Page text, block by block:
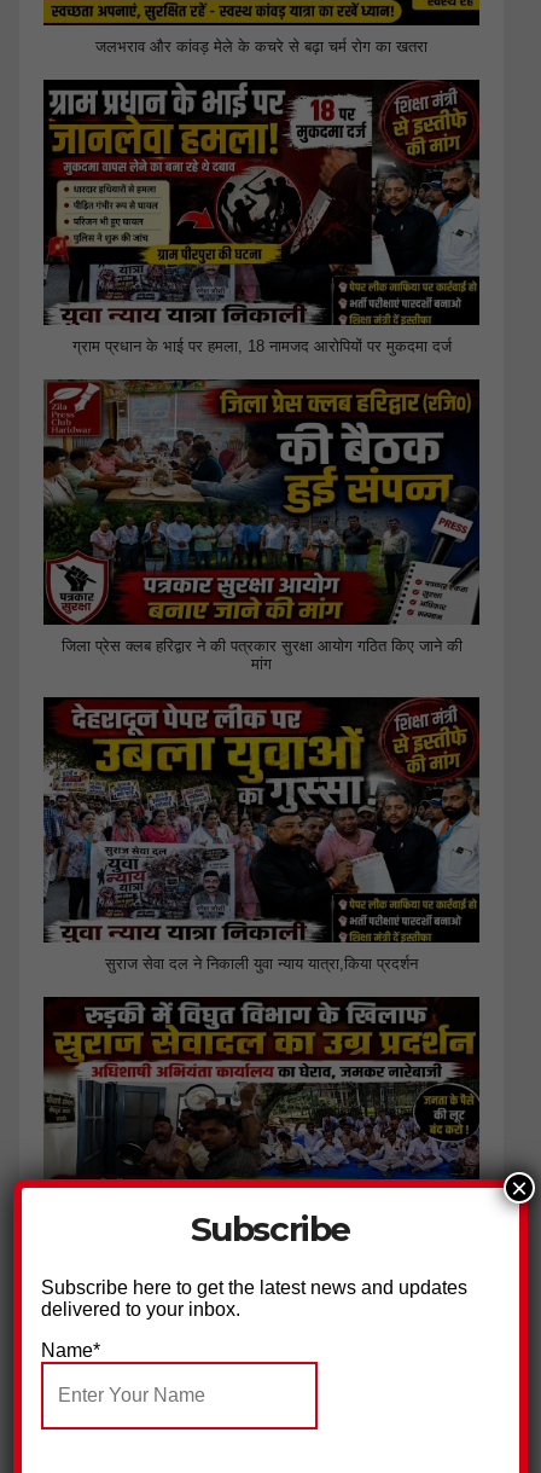
जलभराव और कांवड़ मेले के कचरे से बढ़ा चर्म रोग का खतरा
ग्राम प्रधान के भाई पर हमला, 18 नामजद आरोपियों पर मुकदमा दर्ज
जिला प्रेस क्लब हरिद्वार ने की पत्रकार सुरक्षा आयोग गठित किए जाने की
मांग
सुराज सेवा दल ने निकाली युवा न्याय यात्रा,किया प्रदर्शन
Subscribe
Subscribe here to get the latest news and updates
delivered to your inbox.
Name*
×